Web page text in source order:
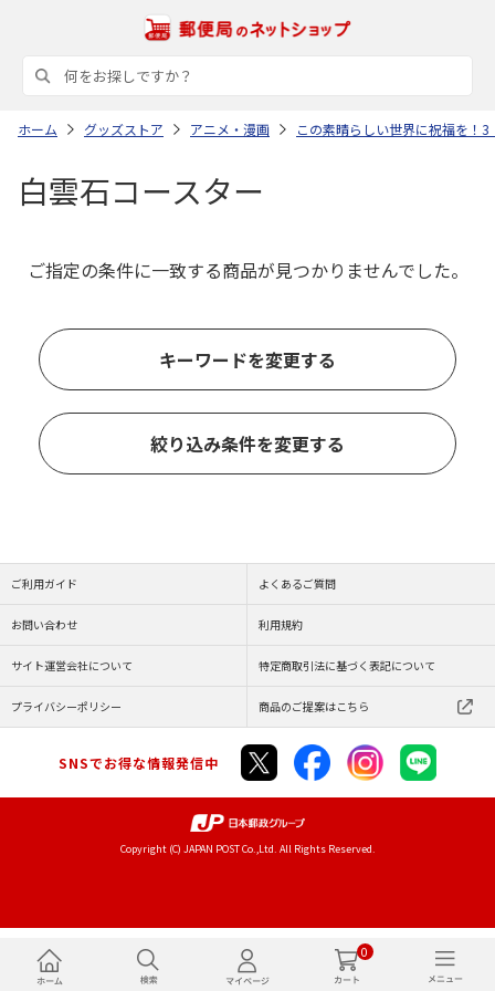
0
ホーム グッズストア アニメ・漫画 この素晴らしい世界に祝福を！
白雲石コースター
ご指定の条件に一致する商品が見つかりませんでした。
キーワードを変更する
絞り込み条件を変更する
ご利用ガイド よくあるご質問
お問い合わせ 利用規約
サイト運営会社について 特定商取引法に基づく表記について
プライバシーポリシー 商品のご提案はこちら
SNSでお得な情報発信中
Copyright (C) JAPAN POST Co.,Ltd. All Rights Reserved.